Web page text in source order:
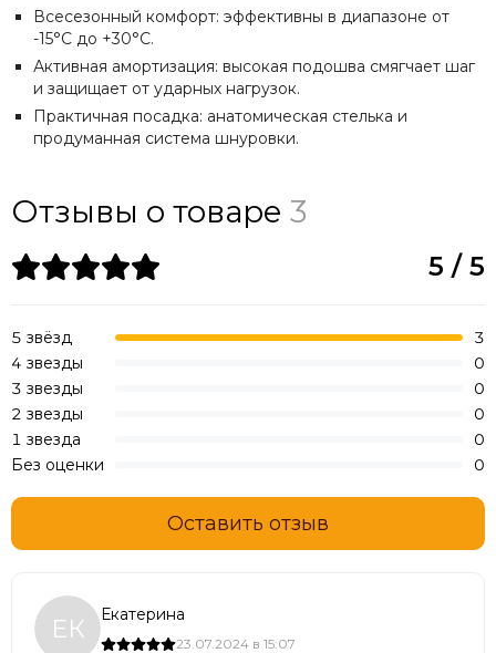
Всесезонный комфорт: эффективны в диапазоне от
-15°C до +30°C.
Активная амортизация: высокая подошва смягчает шаг
и защищает от ударных нагрузок.
Практичная посадка: анатомическая стелька и
продуманная система шнуровки.
Отзывы о товаре 3
ЕК Екатерина
23.07.2024 в 15:07
5 / 5
5 звёзд
3
4 звезды
0
3 звезды
0
2 звезды
0
1 звезда
0
Без оценки
0
Оставить отзыв